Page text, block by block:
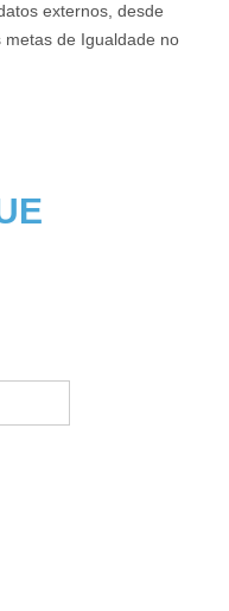
externos, desde
de Igualdade no